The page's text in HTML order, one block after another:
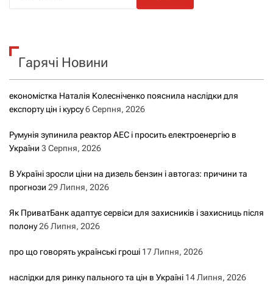
к
Гарячі Новини
економістка Наталія Колесніченко пояснила наслідки для
експорту цін і курсу6 Серпня, 2026
Румунія зупинила реактор АЕС і просить електроенергію в
України 3 Серпня, 2026
В Україні зросли ціни на дизель бензин і автогаз: причини та
прогнози 29 Липня, 2026
Як ПриватБанк адаптує сервіси для захисників і захисниць після
полону26 Липня, 2026
про що говорять українські гроші 17 Липня, 2026
наслідки для ринку пального та цін в Україні 14 Липня, 2026